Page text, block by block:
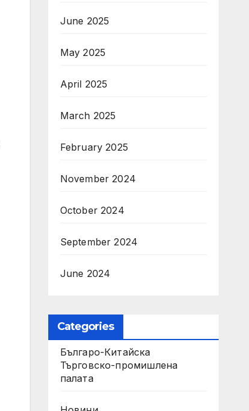
June 2025
May 2025
April 2025
March 2025
February 2025
November 2024
October 2024
September 2024
June 2024
Categories
Българо-Китайска
Търговско-промишлена
палaта